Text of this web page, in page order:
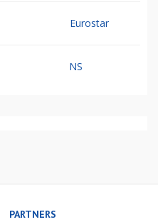
Eurostar
NS
PARTNERS